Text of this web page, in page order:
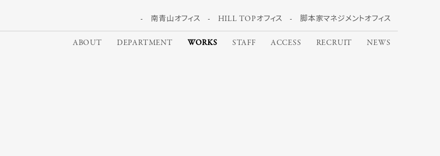
南青山オフィス HILL TOPオフィス 脚本家マネジメントオフィス
ABOUT DEPARTMENT WORKS STAFF ACCESS RECRUIT NEWS